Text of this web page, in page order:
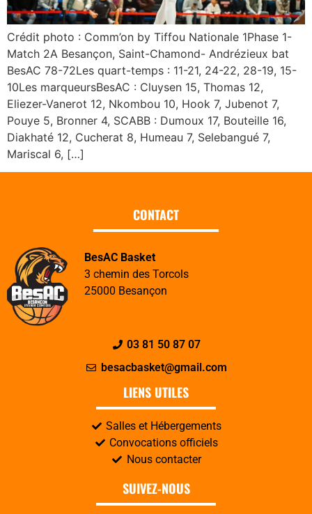
Crédit photo : Comm’on by Tiffou Nationale 1Phase 1-
Match 2A Besançon, Saint-Chamond- Andrézieux bat
BesAC 78-72Les quart-temps : 11-21, 24-22, 28-19, 15-
10Les marqueursBesAC : Cluysen 15, Thomas 12,
Eliezer-Vanerot 12, Nkombou 10, Hook 7, Jubenot 7,
Pouye 5, Bronner 4, SCABB : Dumoux 17, Bouteille 16,
Diakhaté 12, Cucherat 8, Humeau 7, Selebangué 7,
Mariscal 6, […]
CONTACT
BesAC Basket
3 chemin des Torcols
25000 Besançon
03 81 50 87 07
besacbasket@gmail.com
LIENS UTILES
Salles et Hébergements
Convocations officiels
Nous contacter
SUIVEZ-NOUS